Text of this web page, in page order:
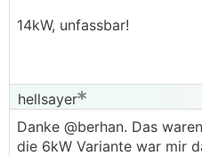
14kW, unfassbar!
hellsayer
Danke @berhan. Das
die 6kW Variante war mir